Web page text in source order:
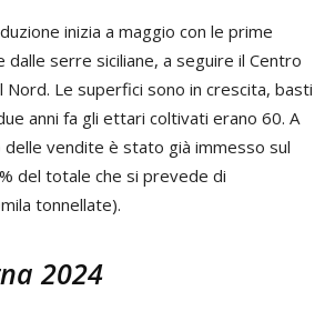
inizia a maggio con le prime
dalle serre siciliane, a seguire il Centro
Le superfici sono in crescita, basti
anni fa gli ettari coltivati erano 60. A
delle vendite è stato già immesso sul
del totale che si prevede di
tonnellate).
2024